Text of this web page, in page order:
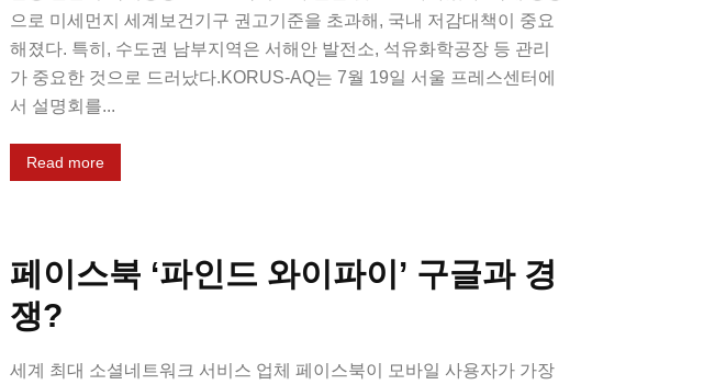
으로 미세먼지 세계보건기구 권고기준을 초과해, 국내 저감대책이 중요
해졌다. 특히, 수도권 남부지역은 서해안 발전소, 석유화학공장 등 관리
가 중요한 것으로 드러났다.KORUS-AQ는 7월 19일 서울 프레스센터에
서 설명회를...
Read more
페이스북 ‘파인드 와이파이’ 구글과 경
쟁?
세계 최대 소셜네트워크 서비스 업체 페이스북이 모바일 사용자가 가장